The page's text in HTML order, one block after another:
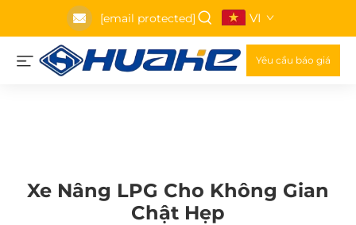
[email protected] VI
Yêu cầu báo giá
Xe Nâng LPG Cho Không Gian
Chật Hẹp